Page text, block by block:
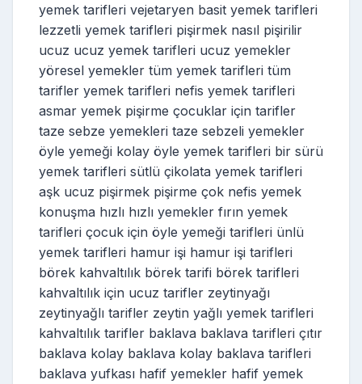
yemek tarifleri vejetaryen basit yemek tarifleri
lezzetli yemek tarifleri pişirmek nasıl pişirilir
ucuz ucuz yemek tarifleri ucuz yemekler
yöresel yemekler tüm yemek tarifleri tüm
tarifler yemek tarifleri nefis yemek tarifleri
asmar yemek pişirme çocuklar için tarifler
taze sebze yemekleri taze sebzeli yemekler
öyle yemeği kolay öyle yemek tarifleri bir sürü
yemek tarifleri sütlü çikolata yemek tarifleri
aşk ucuz pişirmek pişirme çok nefis yemek
konuşma hızlı hızlı yemekler fırın yemek
tarifleri çocuk için öyle yemeği tarifleri ünlü
yemek tarifleri hamur işi hamur işi tarifleri
börek kahvaltılık börek tarifi börek tarifleri
kahvaltılık için ucuz tarifler zeytinyağı
zeytinyağlı tarifler zeytin yağlı yemek tarifleri
kahvaltılık tarifler baklava baklava tarifleri çıtır
baklava kolay baklava kolay baklava tarifleri
baklava yufkası hafif yemekler hafif yemek